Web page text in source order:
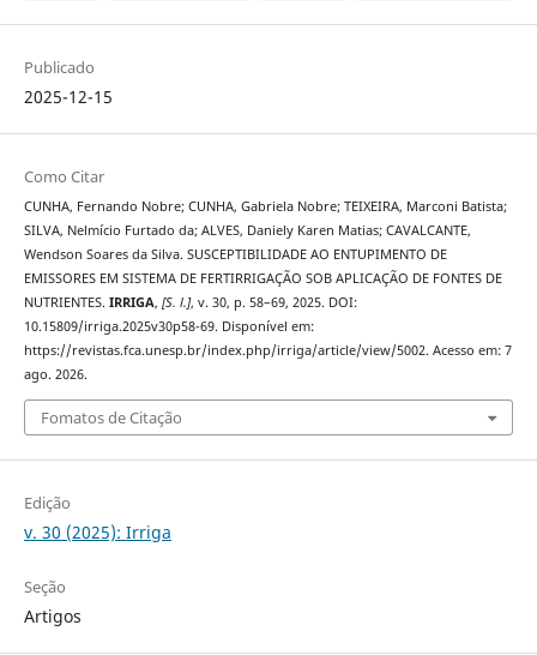
Publicado
2025-12-15
Como Citar
CUNHA, Fernando Nobre; CUNHA, Gabriela Nobre; TEIXEIRA, Marconi Batista;
SILVA, Nelmício Furtado da; ALVES, Daniely Karen Matias; CAVALCANTE,
Wendson Soares da Silva. SUSCEPTIBILIDADE AO ENTUPIMENTO DE
EMISSORES EM SISTEMA DE FERTIRRIGAÇÃO SOB APLICAÇÃO DE FONTES DE
NUTRIENTES. IRRIGA, [S. l.], v. 30, p. 58–69, 2025. DOI:
10.15809/irriga.2025v30p58-69. Disponível em:
https://revistas.fca.unesp.br/index.php/irriga/article/view/5002. Acesso em: 7
ago. 2026.
Fomatos de Citação
Edição
v. 30 (2025): Irriga
Seção
Artigos